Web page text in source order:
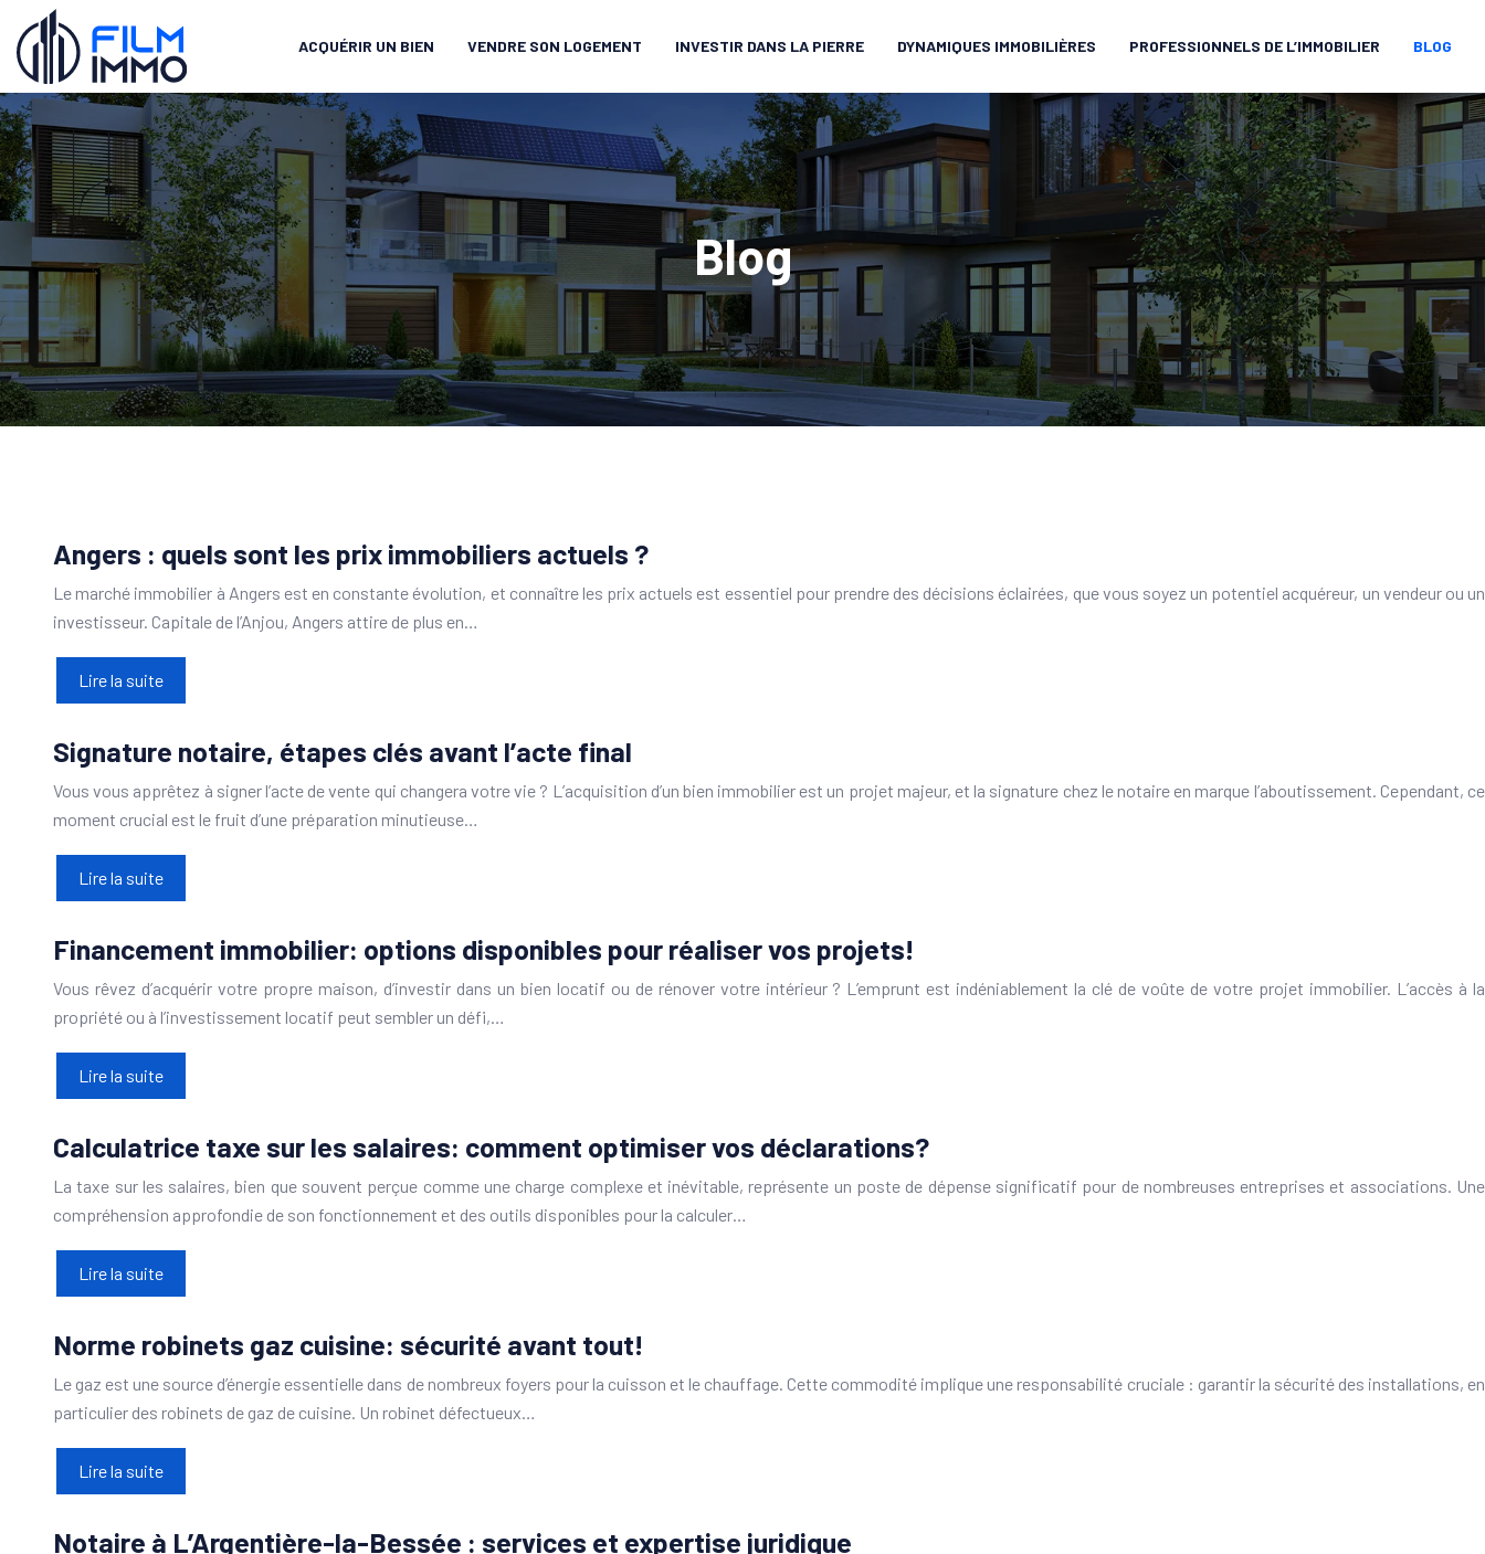
ACQUÉRIR UN BIEN VENDRE SON LOGEMENT INVESTIR DANS LA PIERRE DYNAMIQUES IMMOBILIÈRES PROFESSIONNELS DE L’IMMOBILIER BLOG
Blog
Angers : quels sont les prix immobiliers actuels ?
Le marché immobilier à Angers est en constante évolution, et connaître les prix actuels est essentiel pour prendre des décisions éclairées, que vous soyez un potentiel acquéreur, un vendeur ou un
investisseur. Capitale de l’Anjou, Angers attire de plus en…
Lire la suite
Signature notaire, étapes clés avant l’acte final
Vous vous apprêtez à signer l’acte de vente qui changera votre vie ? L’acquisition d’un bien immobilier est un projet majeur, et la signature chez le notaire en marque l’aboutissement. Cependant, ce
moment crucial est le fruit d’une préparation minutieuse…
Lire la suite
Financement immobilier: options disponibles pour réaliser vos projets!
Vous rêvez d’acquérir votre propre maison, d’investir dans un bien locatif ou de rénover votre intérieur ? L’emprunt est indéniablement la clé de voûte de votre projet immobilier. L’accès à la
propriété ou à l’investissement locatif peut sembler un défi,…
Lire la suite
Calculatrice taxe sur les salaires: comment optimiser vos déclarations?
La taxe sur les salaires, bien que souvent perçue comme une charge complexe et inévitable, représente un poste de dépense significatif pour de nombreuses entreprises et associations. Une
compréhension approfondie de son fonctionnement et des outils disponibles pour la calculer…
Lire la suite
Norme robinets gaz cuisine: sécurité avant tout!
Le gaz est une source d’énergie essentielle dans de nombreux foyers pour la cuisson et le chauffage. Cette commodité implique une responsabilité cruciale : garantir la sécurité des installations, en
particulier des robinets de gaz de cuisine. Un robinet défectueux…
Lire la suite
Notaire à L’Argentière-la-Bessée : services et expertise juridique